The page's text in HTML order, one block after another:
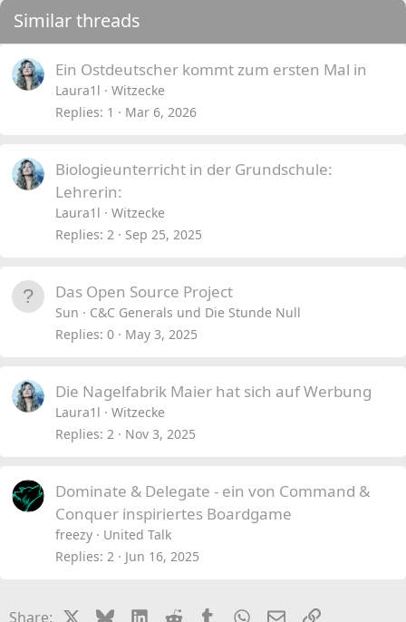
Similar threads
Ein Ostdeutscher kommt zum ersten Mal in
Laura1l
Witzecke
Replies 1 Mar 6, 2026
Biologieunterricht in der Grundschule:
Lehrerin:
Laura1l
Witzecke
Replies 2 Sep 25, 2025
Das Open Source Project
Sun
C&C Generals und Die Stunde Null
Replies 0 May 3, 2025
Die Nagelfabrik Maier hat sich auf Werbung
Laura1l
Witzecke
Replies 2 Nov 3, 2025
Dominate & Delegate - ein von Command &
Conquer inspiriertes Boardgame
freezy
United Talk
Replies 2 Jun 16, 2025
Share: BlueskyLinkedIn
Reddit TumblrWhatsApp
EmailLink